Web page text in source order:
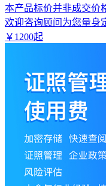
本产品标价并非成交价
欢迎咨询顾问为您量身
￥ 1200起